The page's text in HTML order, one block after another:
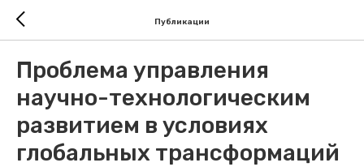
Публикации
Проблема управления
научно-технологическим
развитием в условиях
глобальных трансформаций